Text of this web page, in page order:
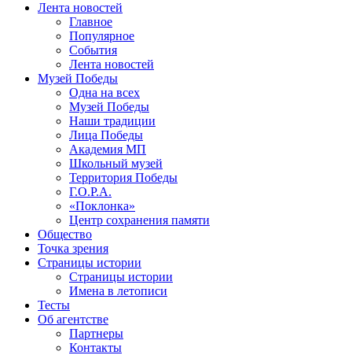
Лента новостей
Главное
Популярное
События
Лента новостей
Музей Победы
Одна на всех
Музей Победы
Наши традиции
Лица Победы
Академия МП
Школьный музей
Территория Победы
Г.О.Р.А.
«Поклонка»
Центр сохранения памяти
Общество
Точка зрения
Страницы истории
Страницы истории
Имена в летописи
Тесты
Об агентстве
Партнеры
Контакты